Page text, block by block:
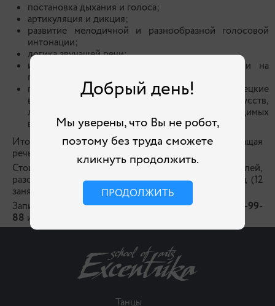
Добрый день!
Мы уверены, что Вы не робот,
поэтому без труда сможете
кликнуть продолжить.
ПРОДОЛЖИТЬ
постановка дыхания и голоса;
артикуляция и дикция;
развитие мелодичной и разнообразной голосовой
интонации;
логика звучащей речи;
изучение различий звучащей речи в быту и на
публичном выступлении;
подготовка к публичным выступлениям (чтецкие
вечера, выступление на концертах школы искусств,
литературных праздниках и фестивалях, проводимых
в районе, округе).
Итогом курса является чистая, ясная, красиво звучащая
речь без психологических и мышечных зажимов.
Стоимость занятий: пробное занятие - 300 рублей,
разовое занятие - 600 рублей, абонемент на месяц (12
занятий) - 5000 рублей.
Записаться в группу можно по телефону
8-909-157-99-
88 или на сайте, в разделе
Танцы